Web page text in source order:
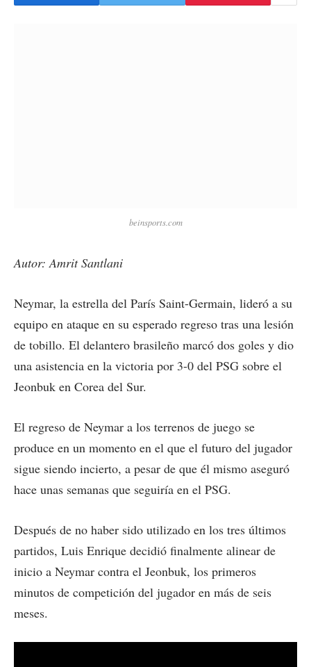
beinsports.com
Autor: Amrit Santlani
Neymar, la estrella del París Saint-Germain, lideró a su
equipo en ataque en su esperado regreso tras una lesión
de tobillo. El delantero brasileño marcó dos goles y dio
una asistencia en la victoria por 3-0 del PSG sobre el
Jeonbuk en Corea del Sur.
El regreso de Neymar a los terrenos de juego se
produce en un momento en el que el futuro del jugador
sigue siendo incierto, a pesar de que él mismo aseguró
hace unas semanas que seguiría en el PSG.
Después de no haber sido utilizado en los tres últimos
partidos, Luis Enrique decidió finalmente alinear de
inicio a Neymar contra el Jeonbuk, los primeros
minutos de competición del jugador en más de seis
meses.